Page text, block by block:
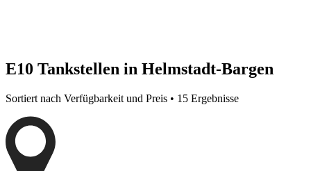
E10 Tankstellen in Helmstadt-Bargen
Sortiert nach Verfügbarkeit und Preis • 15 Ergebnisse